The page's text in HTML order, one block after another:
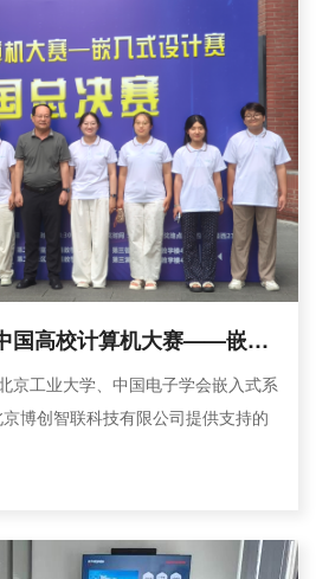
了基地文化宣传区、低空综合指挥
我院学子在第三届中国高校计算机大赛——嵌入式设计赛中取得佳绩
工业大学、中国电子学会嵌入式系
博创智联科技有限公司提供支持的
信息工程学院的参赛团队在全国总
、陕西、西北、东北、华南、华中